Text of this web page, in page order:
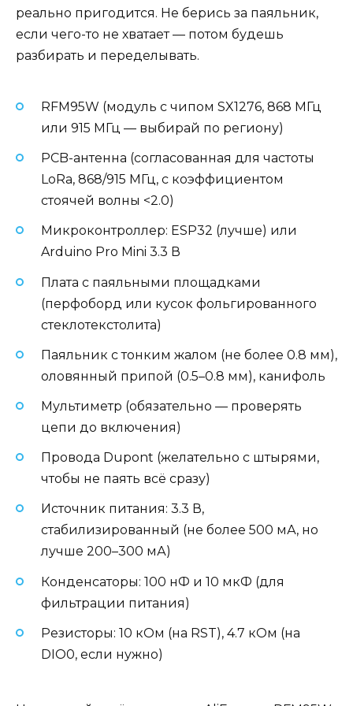
реально пригодится. Не берись за паяльник,
если чего-то не хватает — потом будешь
разбирать и переделывать.
RFM95W (модуль с чипом SX1276, 868 МГц
или 915 МГц — выбирай по региону)
PCB-антенна (согласованная для частоты
LoRa, 868/915 МГц, с коэффициентом
стоячей волны <2.0)
Микроконтроллер: ESP32 (лучше) или
Arduino Pro Mini 3.3 В
Плата с паяльными площадками
(перфоборд или кусок фольгированного
стеклотекстолита)
Паяльник с тонким жалом (не более 0.8 мм),
оловянный припой (0.5–0.8 мм), канифоль
Мультиметр (обязательно — проверять
цепи до включения)
Провода Dupont (желательно с штырями,
чтобы не паять всё сразу)
Источник питания: 3.3 В,
стабилизированный (не более 500 мА, но
лучше 200–300 мА)
Конденсаторы: 100 нФ и 10 мкФ (для
фильтрации питания)
Резисторы: 10 кОм (на RST), 4.7 кОм (на
DIO0, если нужно)